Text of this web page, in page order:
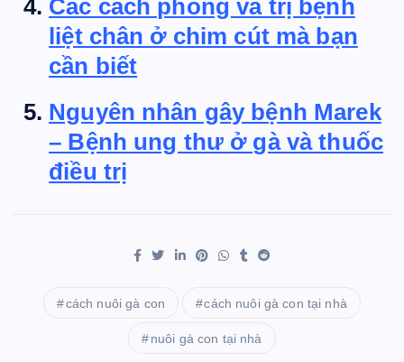
Các cách phòng và trị bệnh
liệt chân ở chim cút mà bạn
cần biết
Nguyên nhân gây bệnh Marek
– Bệnh ung thư ở gà và thuốc
điều trị
cách nuôi gà con cách nuôi gà con tại nhà
nuôi gà con tại nhà